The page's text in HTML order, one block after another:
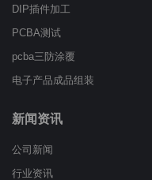
DIP插件加工
PCBA测试
pcba三防涂覆
电子产品成品组装
新闻资讯
公司新闻
行业资讯